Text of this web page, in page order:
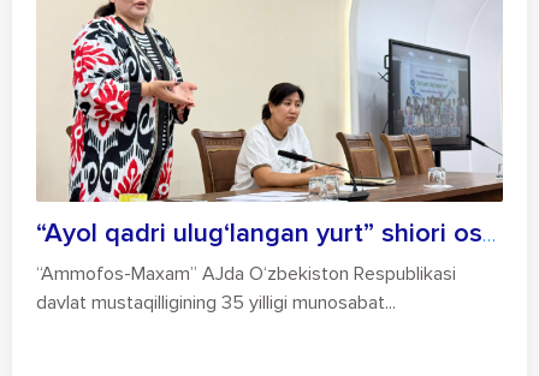
“Ayol qadri ulug‘langan yurt” shiori ost...
“Ammofos-Maxam” AJda O‘zbekiston Respublikasi
davlat mustaqilligining 35 yilligi munosabat...